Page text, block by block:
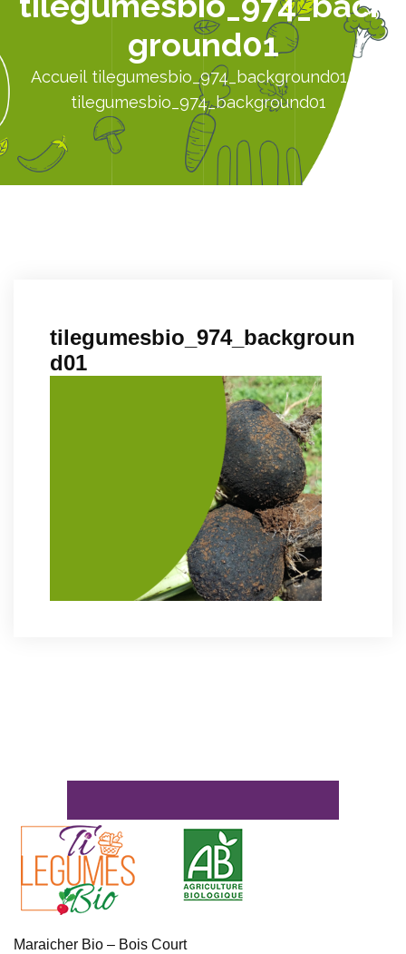
ground01
Accueil tilegumesbio_974_background01
tilegumesbio_974_background01
tilegumesbio_974_backgroun
d01
Maraicher Bio – Bois Court